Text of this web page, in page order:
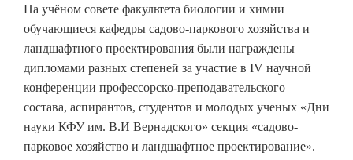
На учёном совете факультета биологии и химии
обучающиеся кафедры садово-паркового хозяйства и
ландшафтного проектирования были награждены
дипломами разных степеней за участие в IV научной
конференции профессорско-преподавательского
состава, аспирантов, студентов и молодых ученых «Дни
науки КФУ им. В.И Вернадского» секция «садово-
парковое хозяйство и ландшафтное проектирование».